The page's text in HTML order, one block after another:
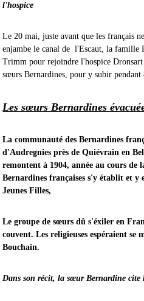
l'hospice
Le 20 mai, juste avant que les français
enjambe le canal de l'Escaut, la famille
Trimm pour rejoindre l'hospice
sœurs Bernardines, pour y subir
Les sœurs Bernardines
La communauté des Bernardines
d'Audregnies près de Quiévrain en
remontent à 1904, année au cours de
Bernardines françaises s'y établit et
Jeunes Filles,
Le groupe de sœurs dû s'éxiler en
couvent. Les religieuses espéraient
Bouchain.
Dans son récit, la sœur Bernardine